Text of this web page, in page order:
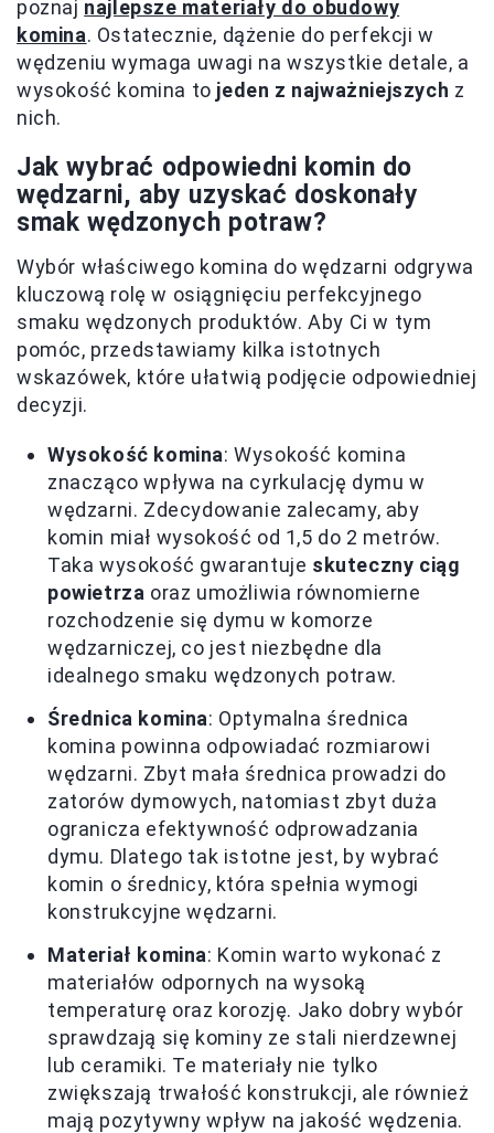
poznaj najlepsze materiały do obudowy
komina. Ostatecznie, dążenie do perfekcji w
wędzeniu wymaga uwagi na wszystkie detale, a
wysokość komina to jeden z najważniejszych z
nich.
Jak wybrać odpowiedni komin do
wędzarni, aby uzyskać doskonały
smak wędzonych potraw?
Wybór właściwego komina do wędzarni odgrywa
kluczową rolę w osiągnięciu perfekcyjnego
smaku wędzonych produktów. Aby Ci w tym
pomóc, przedstawiamy kilka istotnych
wskazówek, które ułatwią podjęcie odpowiedniej
decyzji.
Wysokość komina: Wysokość komina
znacząco wpływa na cyrkulację dymu w
wędzarni. Zdecydowanie zalecamy, aby
komin miał wysokość od 1,5 do 2 metrów.
Taka wysokość gwarantuje skuteczny ciąg
powietrza oraz umożliwia równomierne
rozchodzenie się dymu w komorze
wędzarniczej, co jest niezbędne dla
idealnego smaku wędzonych potraw.
Średnica komina: Optymalna średnica
komina powinna odpowiadać rozmiarowi
wędzarni. Zbyt mała średnica prowadzi do
zatorów dymowych, natomiast zbyt duża
ogranicza efektywność odprowadzania
dymu. Dlatego tak istotne jest, by wybrać
komin o średnicy, która spełnia wymogi
konstrukcyjne wędzarni.
Materiał komina: Komin warto wykonać z
materiałów odpornych na wysoką
temperaturę oraz korozję. Jako dobry wybór
sprawdzają się kominy ze stali nierdzewnej
lub ceramiki. Te materiały nie tylko
zwiększają trwałość konstrukcji, ale również
mają pozytywny wpływ na jakość wędzenia.